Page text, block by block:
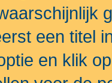
een titel
en klik